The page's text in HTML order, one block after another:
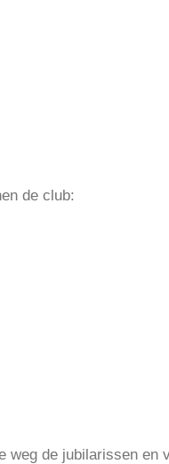
de club:
de jubilarissen